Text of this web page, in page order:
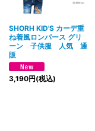
SHORH KID'S カーデ重
ね着風ロンパース グリ
ーン 子供服 人気 通
販
3,190円(税込)